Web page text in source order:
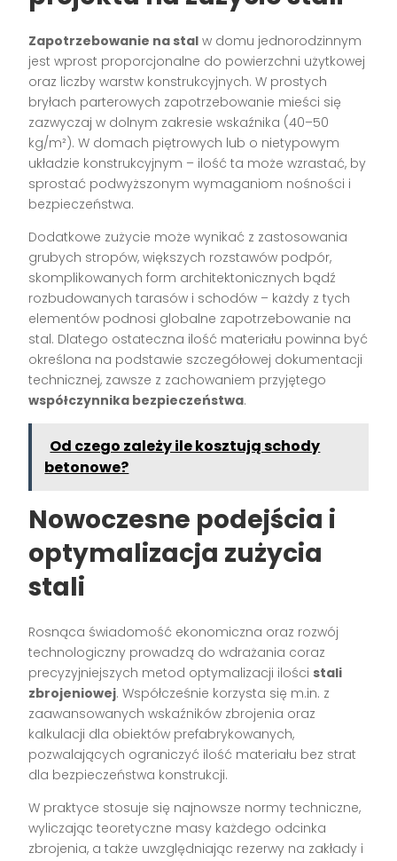
Zapotrzebowanie na stal w domu jednorodzinnym
jest wprost proporcjonalne do powierzchni użytkowej
oraz liczby warstw konstrukcyjnych. W prostych
bryłach parterowych zapotrzebowanie mieści się
zazwyczaj w dolnym zakresie wskaźnika (40–50
kg/m²). W domach piętrowych lub o nietypowym
układzie konstrukcyjnym – ilość ta może wzrastać, by
sprostać podwyższonym wymaganiom nośności i
bezpieczeństwa.
Dodatkowe zużycie może wynikać z zastosowania
grubych stropów, większych rozstawów podpór,
skomplikowanych form architektonicznych bądź
rozbudowanych tarasów i schodów – każdy z tych
elementów podnosi globalne zapotrzebowanie na
stal. Dlatego ostateczna ilość materiału powinna być
określona na podstawie szczegółowej dokumentacji
technicznej, zawsze z zachowaniem przyjętego
współczynnika bezpieczeństwa.
Od czego zależy ile kosztują schody
betonowe?
Nowoczesne podejścia i
optymalizacja zużycia
stali
Rosnąca świadomość ekonomiczna oraz rozwój
technologiczny prowadzą do wdrażania coraz
precyzyjniejszych metod optymalizacji ilości stali
zbrojeniowej. Współcześnie korzysta się m.in. z
zaawansowanych wskaźników zbrojenia oraz
kalkulacji dla obiektów prefabrykowanych,
pozwalających ograniczyć ilość materiału bez strat
dla bezpieczeństwa konstrukcji.
W praktyce stosuje się najnowsze normy techniczne,
wyliczając teoretyczne masy każdego odcinka
zbrojenia, a także uwzględniając rezerwy na zakłady i